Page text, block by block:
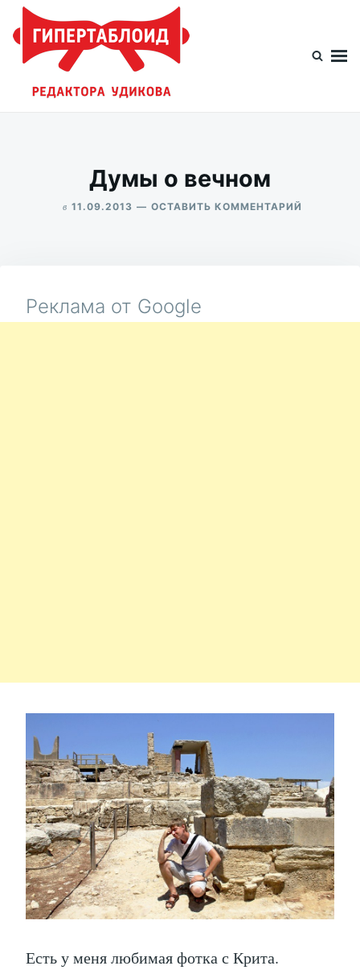
Перейти
содержимому
Искать:
Думы о вечном
в 11.09.2013 ОСТАВИТЬ КОММЕНТАРИЙ
Реклама от Google
Есть у меня любимая фотка с Крита.